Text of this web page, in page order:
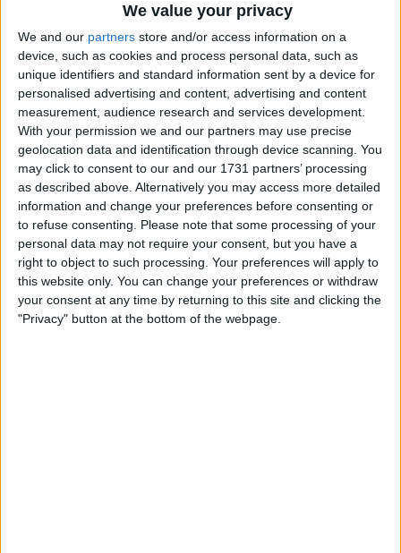
We value your privacy
We and our partners store and/or access information on a
device, such as cookies and process personal data, such as
unique identifiers and standard information sent by a device for
personalised advertising and content, advertising and content
measurement, audience research and services development.
With your permission we and our partners may use precise
geolocation data and identification through device scanning. You
may click to consent to our and our 1731 partners’ processing
as described above. Alternatively you may access more detailed
information and change your preferences before consenting or
to refuse consenting.
Please note that some processing of your
personal data may not require your consent, but you have a
right to object to such processing. Your preferences will apply to
this website only. You can change your preferences or withdraw
your consent at any time by returning to this site and clicking the
"Privacy" button at the bottom of the webpage.
"Foi incrível a forma como o João lidou com as lesões
nos últimos dias",afirmou Pogacarapós a chegada a
Châteauroux. "Se eu estive a sofrer durante toda a
etapa de hoje, nem consigo imaginar o que ele
sentiu. Tenho o maior respeito por ele e estou
profundamente triste por tê-lo perdido."
A ausência de João Almeida terá impacto directo na
forma como a UAE gere as etapas decisivas nas
montanhas. "Tê-lo a disputar a geral connosco era
um luxo. Agora temos de repensar a nossa estratégia
para que a sua ausência pese o menos possível.
Estava em excelente forma e estou ansioso pela sua
recuperação e pelo seu regresso às corridas. E, claro,
agora quero vencer esta Volta a França por ele",